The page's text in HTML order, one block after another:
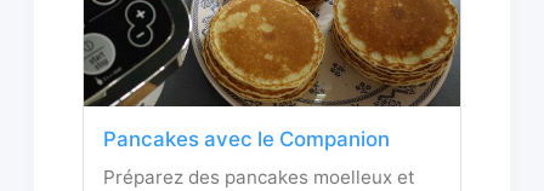
Pancakes avec le Companion
Préparez des pancakes moelleux et